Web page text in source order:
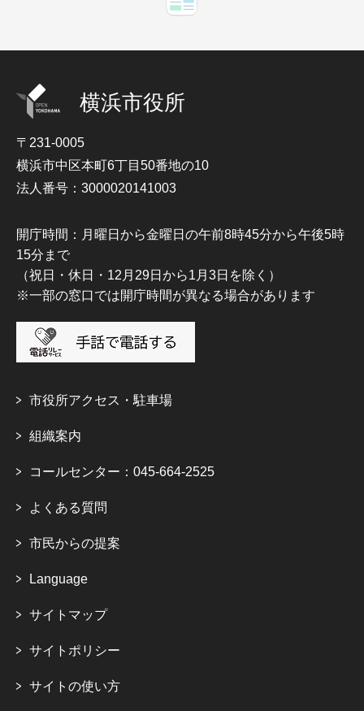
横浜市役所
〒231-0005
横浜市中区本町6丁目50番地の10
法人番号：3000020141003
開庁時間：月曜日から金曜日の午前8時45分から午後5時
15分まで
（祝日・休日・12月29日から1月3日を除く）
※一部の窓口では開庁時間が異なる場合があります
市役所アクセス・駐車場
組織案内
コールセンター：045-664-2525
よくある質問
市民からの提案
Language
サイトマップ
サイトポリシー
サイトの使い方